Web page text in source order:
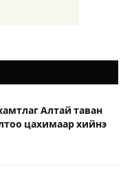
Алтай таван
цахимаар хийнэ